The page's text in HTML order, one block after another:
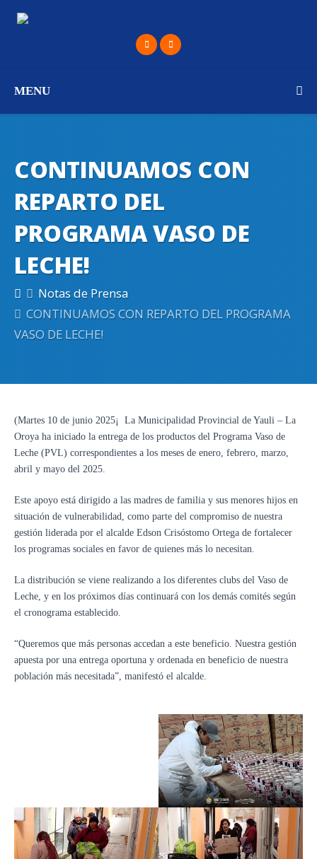
MENU
CONTINUAMOS CON
REPARTO DEL
PROGRAMA VASO DE
LECHE!
Notas de Prensa
CONTINUAMOS CON REPARTO DEL PROGRAMA
VASO DE LECHE!
(Martes 10 de junio 2025¡ La Municipalidad Provincial de Yauli – La
Oroya ha iniciado la entrega de los productos del Programa Vaso de
Leche (PVL) correspondientes a los meses de enero, febrero, marzo,
abril y mayo del 2025.
Este apoyo está dirigido a las madres de familia y sus menores hijos en
situación de vulnerabilidad, como parte del compromiso de nuestra
gestión liderada por el alcalde Edson Crisóstomo Ortega de fortalecer
los programas sociales en favor de quienes más lo necesitan.
La distribución se viene realizando a los diferentes clubs del Vaso de
Leche, y en los próximos días continuará con los demás comités según
el cronograma establecido.
“Queremos que más personas accedan a este beneficio. Nuestra gestión
apuesta por una entrega oportuna y ordenada en beneficio de nuestra
población más necesitada”, manifestó el alcalde.